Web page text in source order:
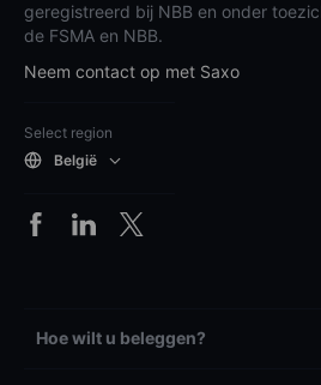
geregistreerd bij NBB en onder
de FSMA en NBB.
Neem contact op met Saxo
Select region
België
Hoe wilt u beleggen?